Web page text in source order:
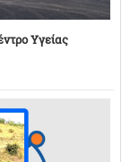
Υγείας